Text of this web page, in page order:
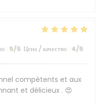
: 5/5 Цена / качество : 4/5
compétents et aux
et délicieux . 😍